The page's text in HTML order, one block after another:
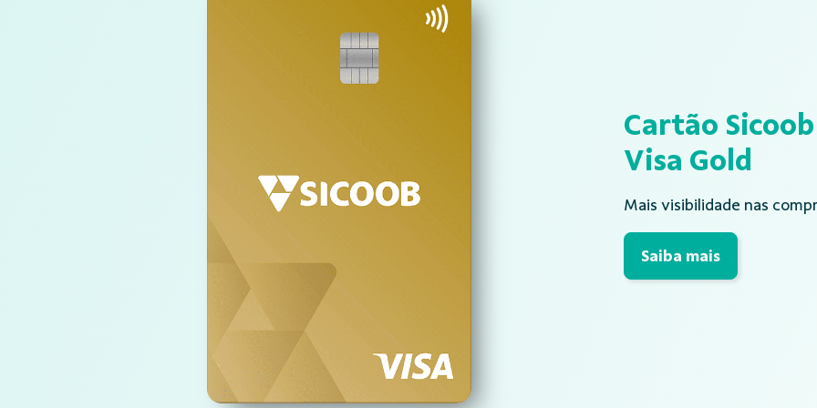
Cartão Sicoob
Visa Gold
Mais visibilidade nas
Saiba mais